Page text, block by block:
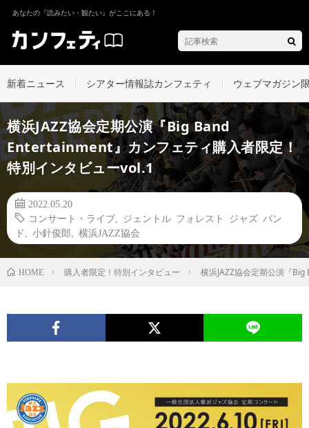
あなたの『読みたい・観たい』がここにある！
新着ニュース シアター情報誌カンフェティ ウェブマガジン
横浜JAZZ協会定期公演『Big Band
Entertainment』カンフェティ購入者限定！
特別インタビューvol.1
2022.05.20
コンサート・ライブ
ジェントル フォレスト ジャズ バン
ド
小針俊郎 横浜JAZZ協会
HOME 購入者限定！特別インタビュー 横浜JAZZ協会定期公演『